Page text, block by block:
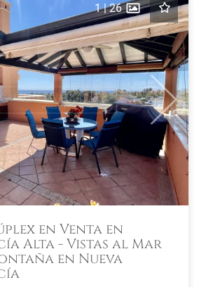
Next
1|26
en Venta en
Alta - Vistas al Mar
en Nueva